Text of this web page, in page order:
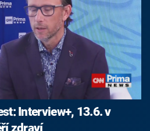
Interview+, 13.6. v